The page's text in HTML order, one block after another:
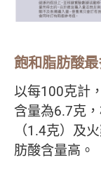
飽和脂肪酸
以每100克計
含量為6.7克
（1.4克）及
肪酸含量高。